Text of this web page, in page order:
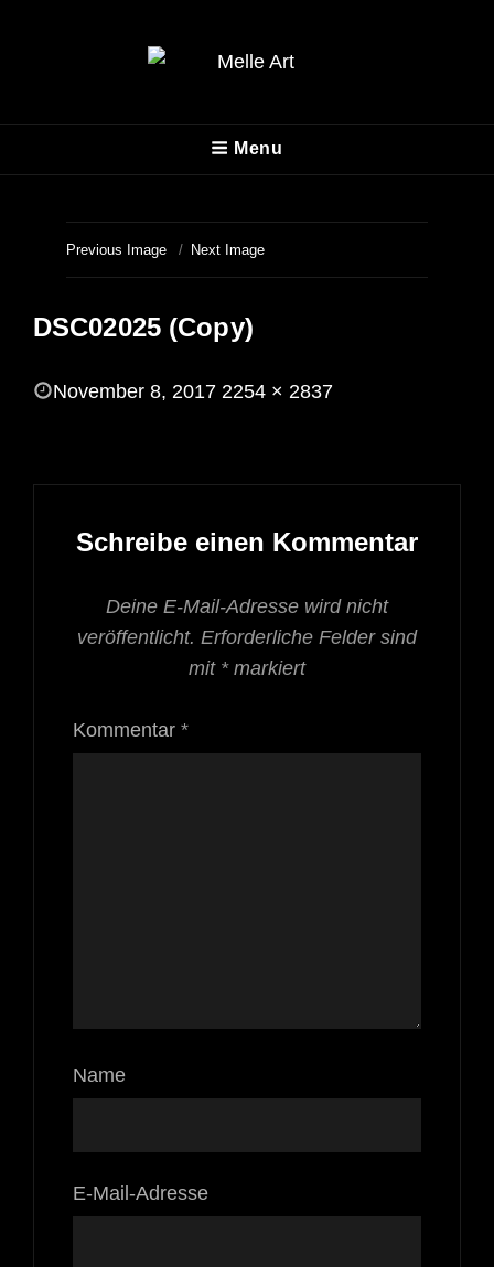
MELLE ART
Menu
Previous Image Next Image
DSC02025 (Copy)
POSTED
November 8, 2017 2254 × 2837
Schreibe einen Kommentar
Deine E-Mail-Adresse wird nicht
veröffentlicht. Erforderliche Felder sind
mit *markiert
Kommentar *
Name
E-Mail-Adresse